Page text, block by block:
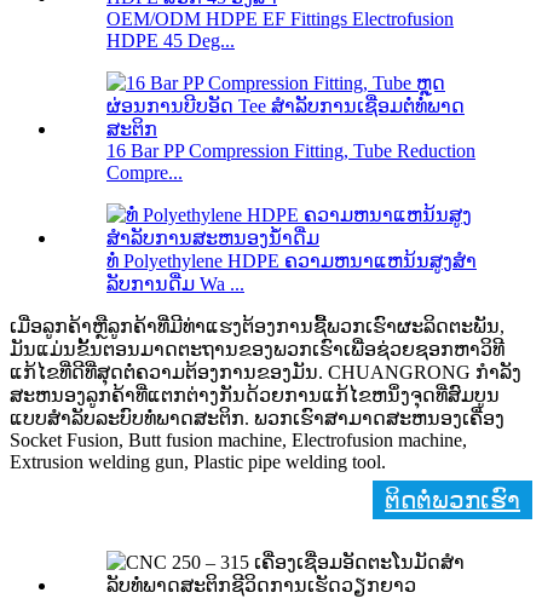
OEM/ODM HDPE EF Fittings Electrofusion
HDPE 45 Deg...
16 Bar PP Compression Fitting, Tube Reduction
Compre...
ທໍ່ Polyethylene HDPE ຄວາມຫນາແຫນ້ນສູງສໍາ
ລັບການດື່ມ Wa ...
ເມື່ອລູກຄ້າຫຼືລູກຄ້າທີ່ມີທ່າແຮງຕ້ອງການຊື້ພວກເຮົາຜະລິດຕະພັນ,
ມັນແມ່ນຂັ້ນຕອນມາດຕະຖານຂອງພວກເຮົາເພື່ອຊ່ວຍຊອກຫາວິທີ
ແກ້ໄຂທີ່ດີທີ່ສຸດຕໍ່ຄວາມຕ້ອງການຂອງມັນ. CHUANGRONG ກໍາລັງ
ສະຫນອງລູກຄ້າທີ່ແຕກຕ່າງກັນດ້ວຍການແກ້ໄຂຫນຶ່ງຈຸດທີ່ສົມບູນ
ແບບສໍາລັບລະບົບທໍ່ພາດສະຕິກ. ພວກເຮົາສາມາດສະຫນອງເຄື່ອງ
Socket Fusion, Butt fusion machine, Electrofusion machine,
Extrusion welding gun, Plastic pipe welding tool.
ຕິດຕໍ່ພວກເຮົາ